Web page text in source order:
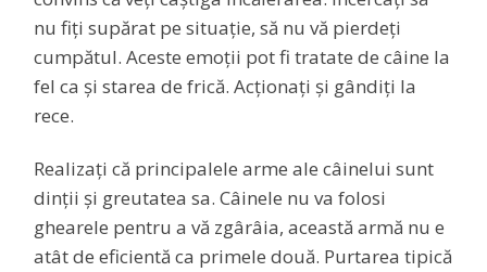
nu fiți supărat pe situație, să nu vă pierdeți
cumpătul. Aceste emoții pot fi tratate de câine la
fel ca și starea de frică. Acționați și gândiți la
rece.
Realizați că principalele arme ale câinelui sunt
dinții și greutatea sa. Câinele nu va folosi
ghearele pentru a vă zgârâia, această armă nu e
atât de eficientă ca primele două. Purtarea tipică